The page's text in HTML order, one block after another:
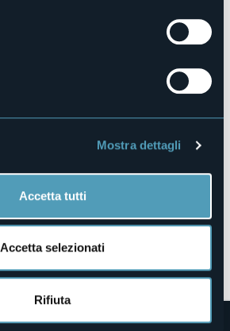
Mostra dettagli
Accetta tutti
Accetta selezionati
Rifiuta